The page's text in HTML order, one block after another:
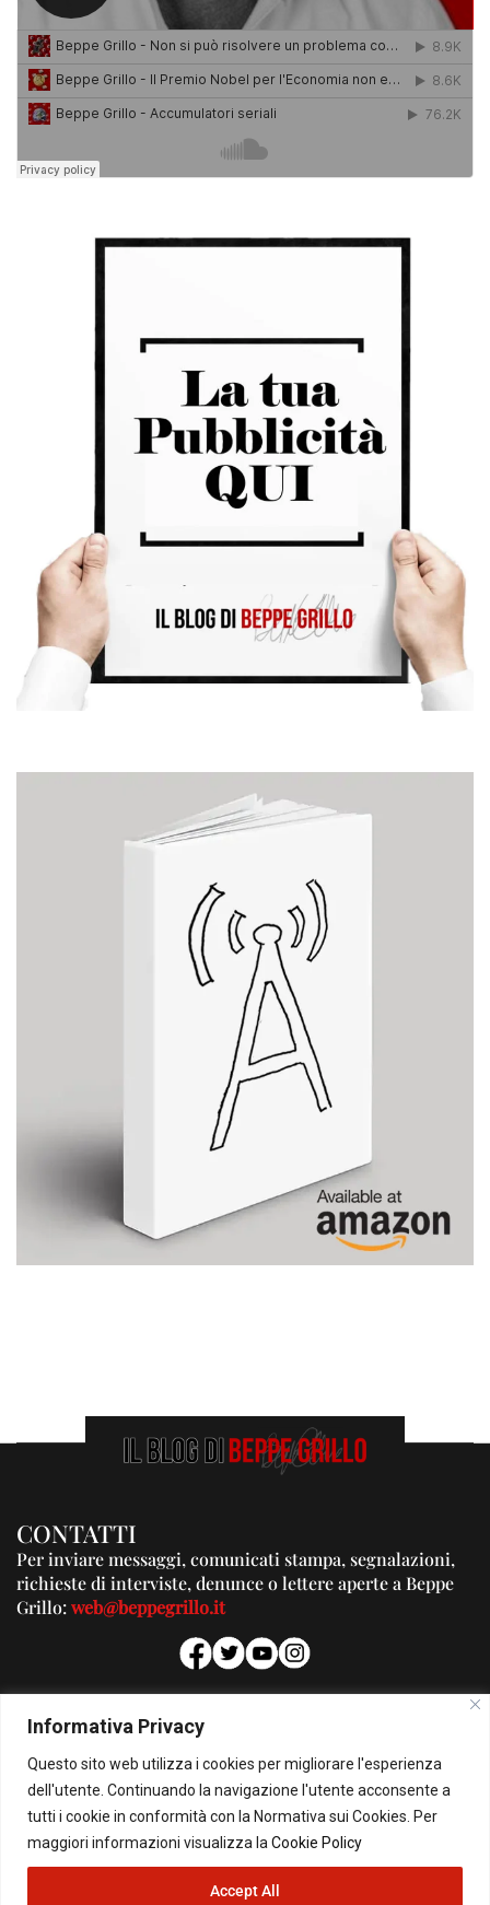
Informativa Privacy
Questo sito web utilizza i cookies per migliorare l'esperienza
dell'utente. Continuando la navigazione l'utente acconsente a
tutti i cookie in conformità con la Normativa sui Cookies. Per
maggiori informazioni visualizza la Cookie Policy
Accept All
CONTATTI
Per inviare messaggi, comunicati stampa, segnalazioni,
richieste di interviste, denunce o lettere aperte a Beppe
Grillo:web@beppegrillo.it
PUBBLICITA'
Per la tua pubblicità su questo Blog:
pubblicita@beppegrillo.it
© Copyright 2026 - Il Blog di Beppe Grillo. All Rights Reserved - Powered by